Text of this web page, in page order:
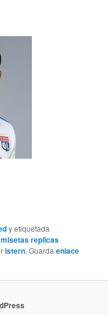
y etiquetada
replicas
istern. Guardaenlace